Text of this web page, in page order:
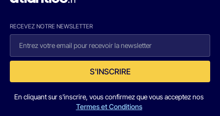
RECEVEZ NOTRE NEWSLETTER
S'INSCRIRE
En cliquant sur s'inscrire, vous confirmez que vous acceptez nos
Termes et Conditions